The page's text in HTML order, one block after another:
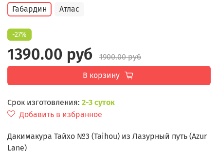
Срок изготовления: 2-3 суток
Добавить в избранное
Габардин
Атлас
-27%
1390.00 руб
1900.00 руб
В корзину
Дакимакура Тайхо №3 (Taihou) из Лазурный путь (Azur
Lane)